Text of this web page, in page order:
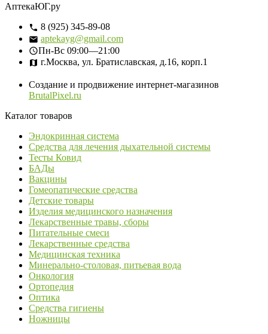
АптекаЮГ.ру
8 (925) 345-89-08
aptekayg@gmail.com
Пн-Вс 09:00—21:00
г.Москва, ул. Братиславская, д.16, корп.1
Создание и продвижение интернет-магазинов
BrutalPixel.ru
Каталог товаров
Эндокринная система
Средства для лечения дыхательной системы
Тесты Ковид
БАДы
Вакцины
Гомеопатические средства
Детские товары
Изделия медицинского назначения
Лекарственные травы, сборы
Питательные смеси
Лекарственные средства
Медицинская техника
Минерально-столовая, питьевая вода
Онкология
Ортопедия
Оптика
Средства гигиены
Ножницы